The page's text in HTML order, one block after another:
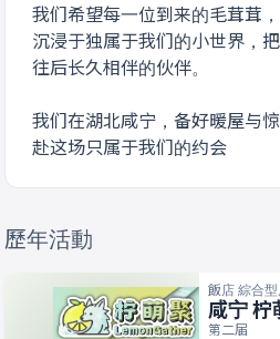
我们希望每一位到来的毛茸茸
沉浸于独属于我们的小世界，
往后长久相伴的伙伴。
我们在湖北咸宁，备好暖屋与
赴这场只属于我们的约会
歷年活動
飯店 綜合型
咸宁 柠
第二届